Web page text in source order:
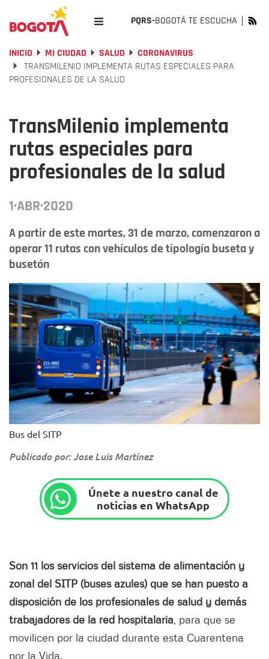
PQRS-BOGOTÁ TE ESCUCHA
INICIO MI CIUDAD SALUD
CORONAVIRUS
TRANSMILENIO IMPLEMENTA RUTAS ESPECIALES PARA
PROFESIONALES DE LA SALUD
TransMilenio implementa
rutas especiales para
profesionales de la salud
1·ABR·2020
A partir de este martes, 31 de marzo, comenzaron a
operar 11 rutas con vehículos de tipología buseta y
busetón
Bus del SITP
Publicado por: Jose Luis Martínez
Únete a nuestro canal de
noticias en WhatsApp
Son 11 los servicios del sistema de alimentación y
zonal del SITP (buses azules) que se han puesto a
disposición de los profesionales de salud y demás
trabajadores de la red hospitalaria , para que se
movilicen por la ciudad durante esta Cuarentena
por la Vida.